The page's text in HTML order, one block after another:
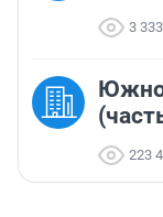
3 333
223